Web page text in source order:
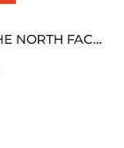
ノースフェイス 偽物 ダウン人気【THE NORTH FACE】M'S 7 SUMMIT HIM...